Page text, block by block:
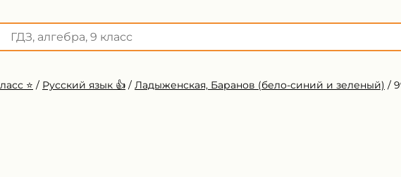
⭐️ / Русский язык 👍 / Ладыженская, Баранов (бело-синий и зеленый) /